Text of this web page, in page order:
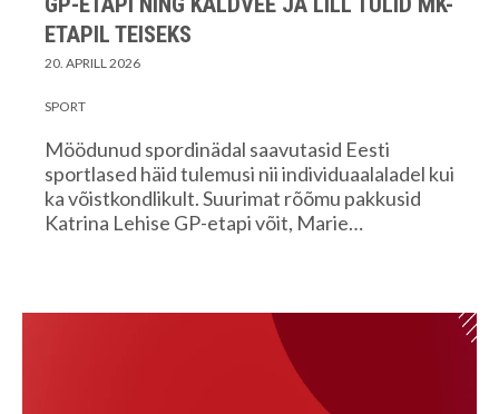
ETAPIL TEISEKS
20. APRILL 2026
SPORT
Möödunud spordinädal saavutasid Eesti
sportlased häid tulemusi nii individuaalaladel kui
ka võistkondlikult. Suurimat rõõmu pakkusid
Katrina Lehise GP-etapi võit, Marie…